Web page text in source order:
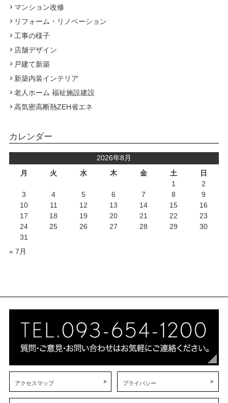
マンション改修
リフォーム・リノベーション
工事の様子
店舗デザイン
戸建て新築
新築内装インテリア
老人ホーム 福祉施設建設
高気密高断熱ZEH省エネ
カレンダー
2026年8月
月
火 水 木 金 土 日
« 7月
1
2
3
4 5 6 7 8
9
10
11 12 13 14 15
16
17
18 19 20 21 22
23
24
25 26 27 28 29
30
31
アクセスマップ プライバシー